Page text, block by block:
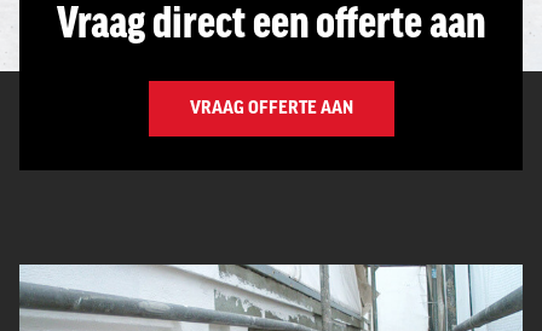
Vraag direct een offerte aan
VRAAG OFFERTE AAN